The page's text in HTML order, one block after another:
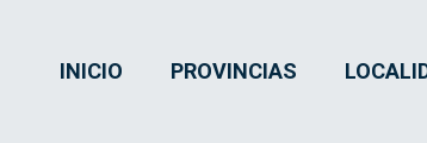
INICIO PROVINCIAS